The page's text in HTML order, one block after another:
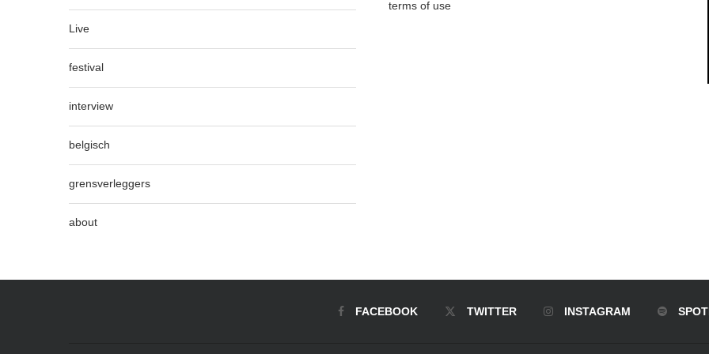
Live
festival
interview
belgisch
grensverleggers
about
terms of use
FACEBOOK TWITTER INSTAGRAM